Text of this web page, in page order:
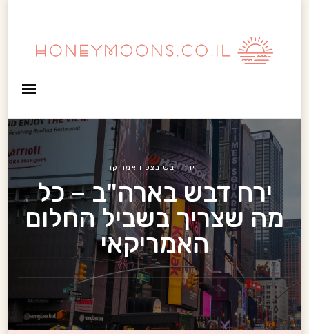
ירח דבש בצפון אמריקה
ירח דבש בארה"ב – כל
מה שצריך בשביל החלום
האמריקאי